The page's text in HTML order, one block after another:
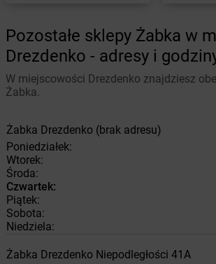
Pozostałe sklepy Żabka w
Drezdenko - adresy i
W miejscowości Drezdenko znajdziesz
Żabka.
Żabka Drezdenko (brak adresu)
Poniedziałek:
Wtorek:
Środa:
Czwartek:
Piątek:
Sobota:
Niedziela:
Żabka Drezdenko Niepodległości 41A